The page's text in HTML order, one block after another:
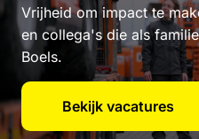
Vrijheid om impact te
en collega's die als
Boels.
Bekijk vacatures